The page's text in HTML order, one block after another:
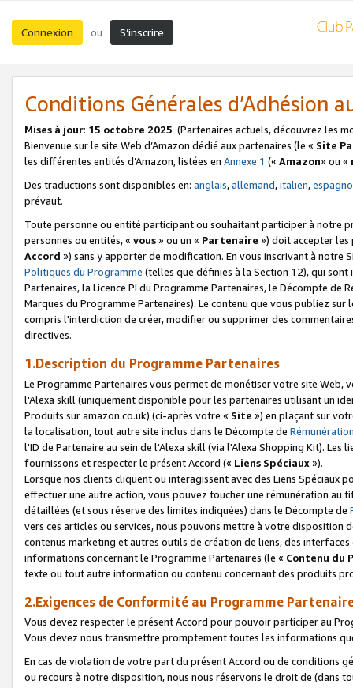
Connexion ou S’inscrire
Conditions Générales d’Adhésion
Mises à jour: 15 octobre 2025 (Partenaires actuels, découvrez les
Bienvenue sur le site Web d’Amazon dédié aux partenaires (le « Site
les différentes entités d’Amazon, listées en Annexe 1 (« Amazon» ou «
Des traductions sont disponibles en: anglais,allemand,italien,
prévaut.
Toute personne ou entité participant ou souhaitant participer à notre
personnes ou entités, « vous» ou un « Partenaire ») doit accepter les
Accord ») sans y apporter de modification. En vous inscrivant à notre
Politiques du Programme (telles que définies à la Section 12), qui
Partenaires, la Licence PI du Programme Partenaires, le Décompte de
Marques du Programme Partenaires). Le contenu que vous publiez
compris l'interdiction de créer, modifier ou supprimer des
directives.
1.Description du Programme Partenaires
Le Programme Partenaires vous permet de monétiser votre site Web,
l'Alexa skill (uniquement disponible pour les partenaires utilisant un
Produits sur amazon.co.uk) (ci-après votre « Site ») en plaçant sur
la localisation, tout autre site inclus dans le Décompte de
l'ID de Partenaire au sein de l'Alexa skill (via l'Alexa Shopping Kit).
fournissons et respecter le présent Accord (« Liens Spéciaux»).
Lorsque nos clients cliquent ou interagissent avec des Liens Spéciaux
effectuer une autre action, vous pouvez toucher une rémunération
détaillées (et sous réserve des limites indiquées) dans le Décompte de
vers ces articles ou services, nous pouvons mettre à votre disposition
contenus marketing et autres outils de création de liens, des
informations concernant le Programme Partenaires (le « Contenu du
texte ou tout autre information ou contenu concernant des produits
2.Exigences de Conformité au Programme
Vous devez respecter le présent Accord pour pouvoir participer au
Vous devez nous transmettre promptement toutes les informations
En cas de violation de votre part du présent Accord ou de conditions
ou recours à notre disposition, nous nous réservons le droit de (dans